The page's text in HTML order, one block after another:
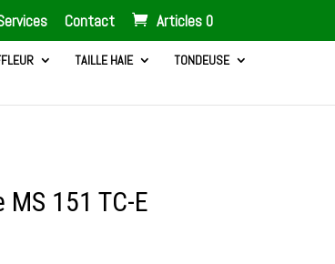
Contact Articles 0
TAILLE HAIE
TONDEUSE
151 TC-E